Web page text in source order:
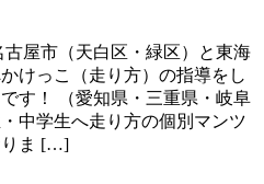
屋市（天白区・緑区）と東海
けっこ（走り方）の指導をし
す！ （愛知県・三重県・岐阜
中学生へ走り方の個別マンツ
りま […]